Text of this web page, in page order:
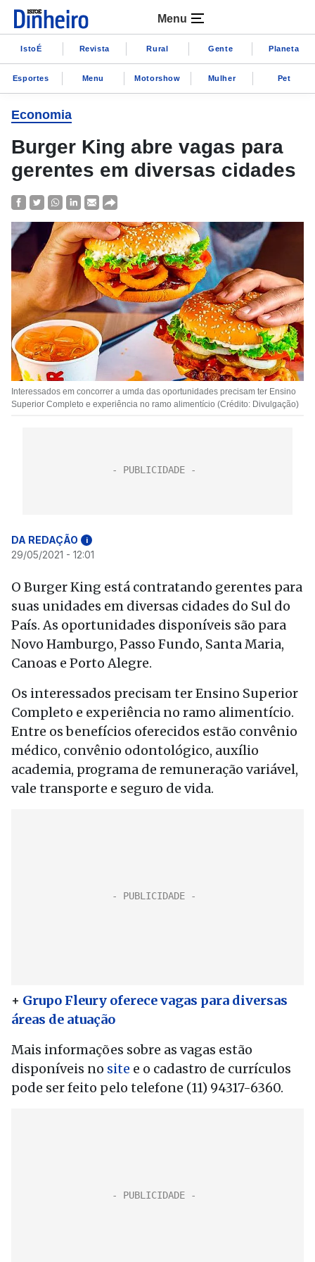
Menu
IstoÉ Revista Rural Gente Planeta
Esportes Menu Motorshow Mulher Pet
Economia
Burger King abre vagas para
gerentes em diversas cidades
Interessados em concorrer a umda das oportunidades precisam ter Ensino
Superior Completo e experiência no ramo alimentício (Crédito: Divulgação)
DA REDAÇÃO i
29/05/2021 - 12:01
O Burger King está contratando gerentes para
suas unidades em diversas cidades do Sul do
País. As oportunidades disponíveis são para
Novo Hamburgo, Passo Fundo, Santa Maria,
Canoas e Porto Alegre.
Os interessados precisam ter Ensino Superior
Completo e experiência no ramo alimentício.
Entre os benefícios oferecidos estão convênio
médico, convênio odontológico, auxílio
academia, programa de remuneração variável,
vale transporte e seguro de vida.
+ Grupo Fleury oferece vagas para diversas
áreas de atuação
Mais informações sobre as vagas estão
disponíveis no site e o cadastro de currículos
pode ser feito pelo telefone (11) 94317-6360.